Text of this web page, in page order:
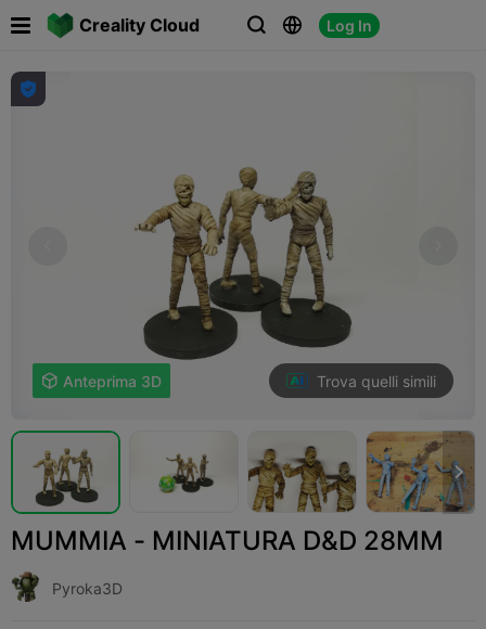
Creality Cloud   Log In

 Anteprima 3D Trova quelli simili

MUMMIA - MINIATURA D&D 28MM
Pyroka3D